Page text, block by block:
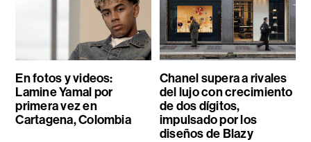
En fotos y videos:
Lamine Yamal por
primera vez en
Cartagena, Colombia
Chanel supera a rivales
del lujo con crecimiento
de dos dígitos,
impulsado por los
diseños de Blazy